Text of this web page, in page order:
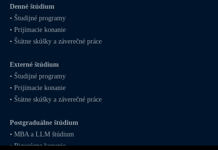
Denné štúdium
• Študijné programy
•Prijímacie konanie
• Štátne skúšky a záverečné práce
Externé štúdium
• Študijné programy
•Prijímacie konanie
• Štátne skúšky a záverečné práce
Postgraduálne štúdium
•MBA aLLM štúdium
•Rigorózne konanie